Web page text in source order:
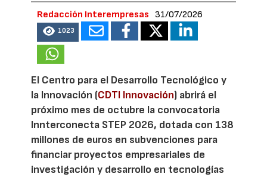
Redacción Interempresas 31/07/2026
1023
El Centro para el Desarrollo Tecnológico y
la Innovación (CDTI Innovación) abrirá el
próximo mes de octubre la convocatoria
Innterconecta STEP 2026, dotada con 138
millones de euros en subvenciones para
financiar proyectos empresariales de
investigación y desarrollo en tecnologías